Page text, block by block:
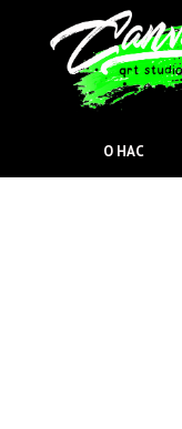
CANVAS
О НАС